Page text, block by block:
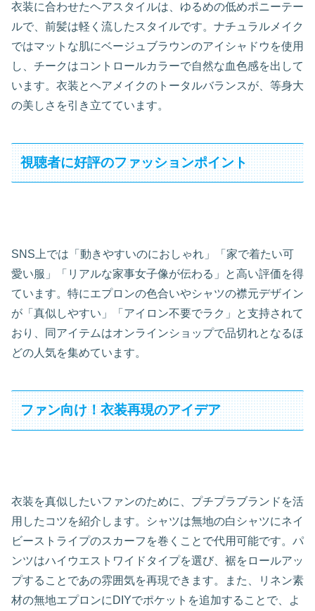
衣装に合わせたヘアスタイルは、ゆるめの低めポニーテー
ルで、前髪は軽く流したスタイルです。ナチュラルメイク
ではマットな肌にベージュブラウンのアイシャドウを使用
し、チークはコントロールカラーで自然な血色感を出して
います。衣装とヘアメイクのトータルバランスが、等身大
の美しさを引き立てています。
視聴者に好評のファッションポイント
SNS上では「動きやすいのにおしゃれ」「家で着たい可
愛い服」「リアルな家事女子像が伝わる」と高い評価を得
ています。特にエプロンの色合いやシャツの襟元デザイン
が「真似しやすい」「アイロン不要でラク」と支持されて
おり、同アイテムはオンラインショップで品切れとなるほ
どの人気を集めています。
ファン向け！衣装再現のアイデア
衣装を真似したいファンのために、プチプラブランドを活
用したコツを紹介します。シャツは無地の白シャツにネイ
ビーストライプのスカーフを巻くことで代用可能です。パ
ンツはハイウエストワイドタイプを選び、裾をロールアッ
プすることであの雰囲気を再現できます。また、リネン素
材の無地エプロンにDIYでポケットを追加することで、よ